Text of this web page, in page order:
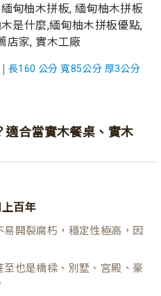
|長160 公分 寬85公分 厚3公分
合當實木餐桌、實木
百年
開裂腐朽，穩定性極高，因
也是橋樑、別墅、宮殿、豪